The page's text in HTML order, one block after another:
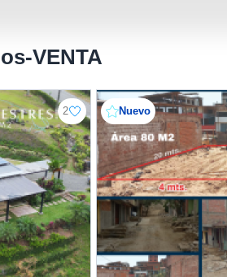
VENTA
2 Nuevo